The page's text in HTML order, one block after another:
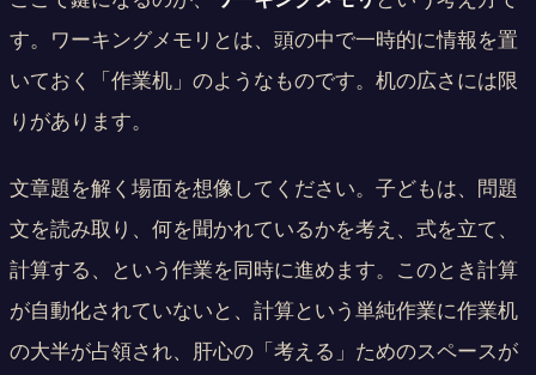
す。ワーキングメモリとは、頭の中で一時的に情報を置
いておく「作業机」のようなものです。机の広さには限
りがあります。
文章題を解く場面を想像してください。子どもは、問題
文を読み取り、何を聞かれているかを考え、式を立て、
計算する、という作業を同時に進めます。このとき計算
が自動化されていないと、計算という単純作業に作業机
の大半が占領され、肝心の「考える」ためのスペースが